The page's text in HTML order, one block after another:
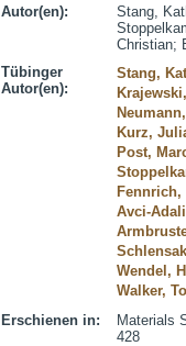
Autor(en):
Stang,
Christian;
Tübinger
Autor(en):
Stang,
Kurz,
Post,
Fennrich,
Avci-
Wendel,
Walker,
Erschienen in:
Materials
428